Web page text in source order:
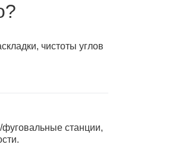
чистоты углов
станции,